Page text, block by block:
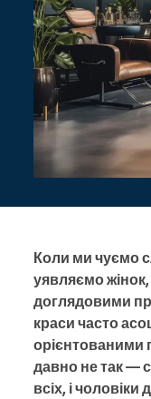
Коли ми чуємо
уявляємо
доглядовими
краси часто
орієнтованими
давно не так —
всіх, і